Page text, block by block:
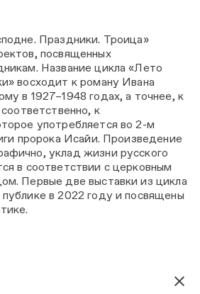
Праздники. Троица»
посвященных
Название цикла «Лето
восходит к роману Ивана
в 1927–1948 годах, а точнее, к
к
употребляется во 2-м
пророка Исайи. Произведение
уклад жизни русского
в соответствии с церковным
Первые две выставки из цикла
в 2022 году и посвящены